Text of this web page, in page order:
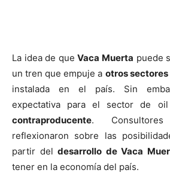
La idea de queVaca Muerta puede
un tren que empuje a otros sectores
instalada en el país. Sin
expectativa para el sector de
contraproducente.
reflexionaron sobre las
partir deldesarrollo de Vaca
tener en la economía del país.